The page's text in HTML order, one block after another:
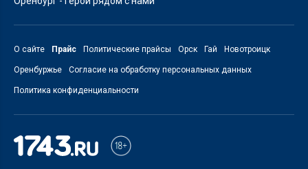
О сайте Прайс Политические прайсы Орск Гай Новотроицк
Оренбуржье Согласие на обработку персональных данных
Политика конфиденциальности